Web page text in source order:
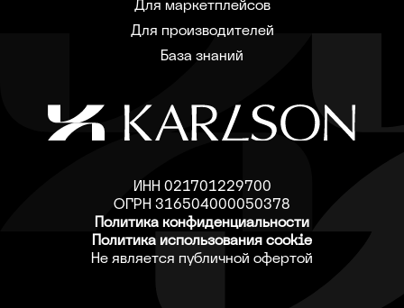
Для маркетплейсов
Для производителей
База знаний
ИНН 021701229700
ОГРН 316504000050378
Политика конфиденциальности
Политика использования cookie
Не является публичной офертой